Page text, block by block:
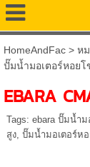
HomeAndFac> ห
ปั๊มน้ำมอเตอร์หอยโ
EBARA
Tags: ebara ปั๊มน้ำม
สูง, ปั๊มน้ำมอเตอร์ห